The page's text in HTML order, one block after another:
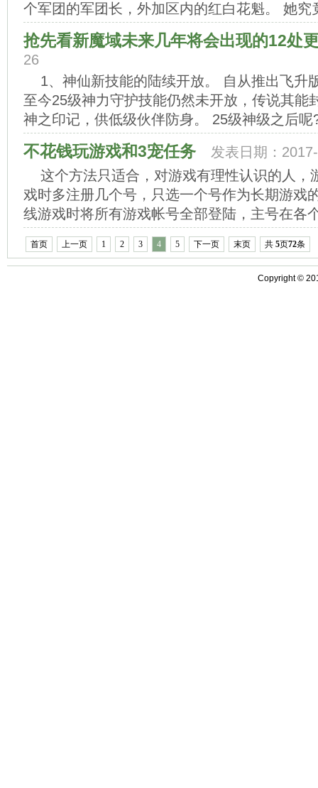
个军团的军团长，外加区内的红白花魁。 她究
抢先看新魔域未来几年将会出现的12处
26
1、神仙新技能的陆续开放。 自从推出飞升
至今25级神力守护技能仍然未开放，传说其能
神之印记，供低级伙伴防身。 25级神级之后
不花钱玩游戏和3宠任务
发表日期：
这个方法只适合，对游戏有理性认识的人，
戏时多注册几个号，只选一个号作为长期游戏
线游戏时将所有游戏帐号全部登陆，主号在各
首页 上一页 1 2 3 4 5 下一页 末页 共 5页72条
Copyright ©